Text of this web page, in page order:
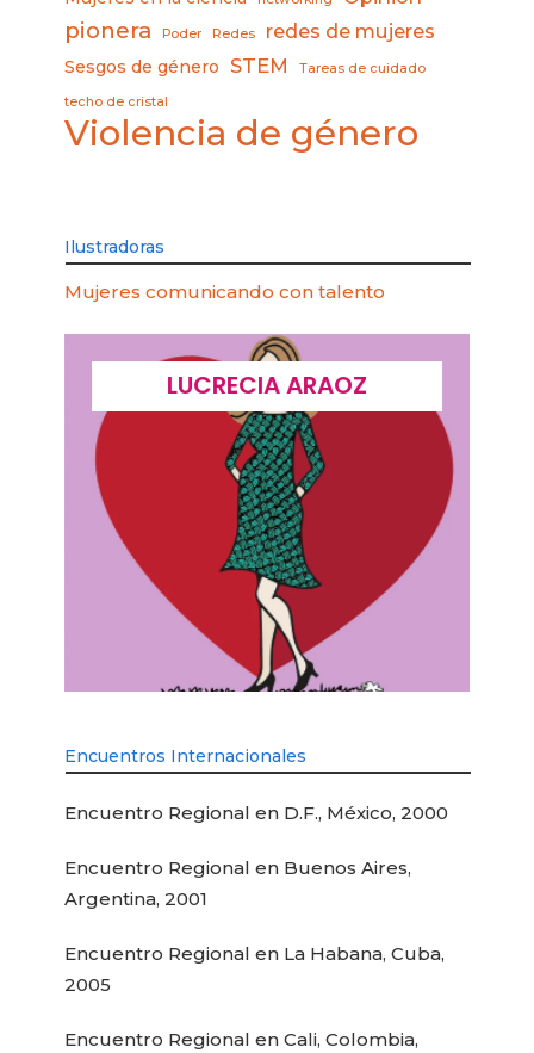
pionera Poder Redes redes de mujeres
Sesgos de género STEM Tareas de cuidado
techo de cristal
Violencia de género
Ilustradoras
Mujeres comunicando con talento
LUCRECIA ARAOZ
Encuentros Internacionales
Encuentro Regional en D.F., México, 2000
Encuentro Regional en Buenos Aires,
Argentina, 2001
Encuentro Regional en La Habana, Cuba,
2005
Encuentro Regional en Cali, Colombia,